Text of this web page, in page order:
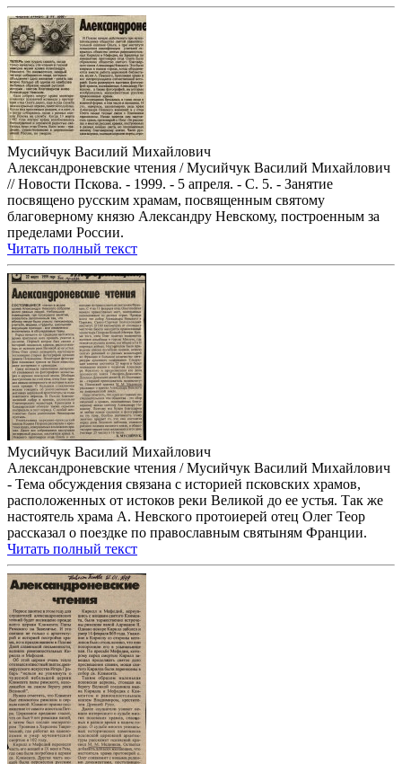
Мусийчук Василий Михайлович
Александроневские чтения / Мусийчук Василий Михайлович
// Новости Пскова. - 1999. - 5 апреля. - С. 5. - Занятие
посвящено русским храмам, посвященным святому
благоверному князю Александру Невскому, построенным за
пределами России.
Читать полный текст
Мусийчук Василий Михайлович
Александроневские чтения / Мусийчук Василий Михайлович
- Тема обсуждения связана с историей псковских храмов,
расположенных от истоков реки Великой до ее устья. Так же
настоятель храма А. Невского протоиерей отец Олег Теор
рассказал о поездке по православным святыням Франции.
Читать полный текст